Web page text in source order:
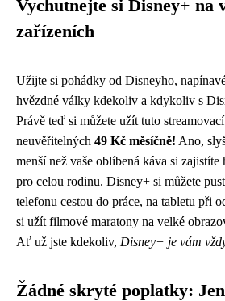
Vychutnejte si Disney+ na
zařízeních
Užijte si pohádky od Disneyho,
hvězdné války kdekoliv a kdykoliv s
Právě teď si můžete užít tuto
neuvěřitelných 49 Kč měsíčně! Ano,
menší než vaše oblíbená káva si
pro celou rodinu. Disney+ si můžete
telefonu cestou do práce, na tabletu při
si užít filmové maratony na velké
Ať už jste kdekoliv, Disney+ je vám
Žádné skryté poplatky: